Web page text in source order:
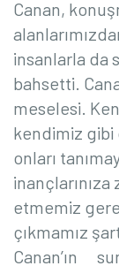
Canan,
insanlarla da
bahsetti.
meselesi.
kendimiz gibi
onları
etmemiz
çıkmamız
Canan’ın